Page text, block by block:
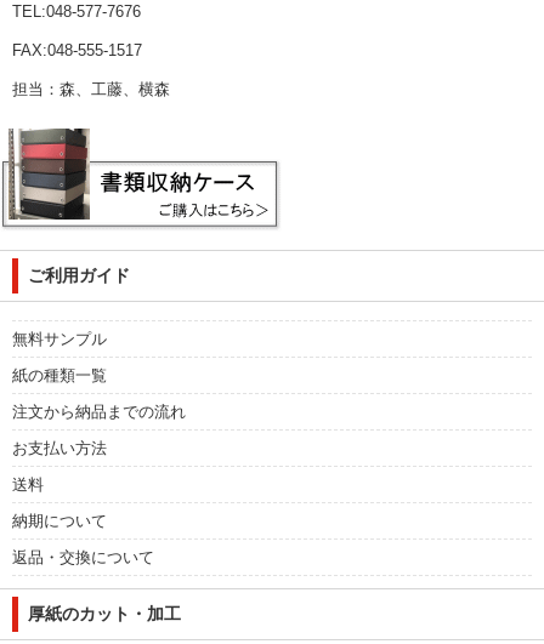
TEL:048-577-7676
FAX:048-555-1517
担当：森、工藤、横森
ご利用ガイド
無料サンプル
紙の種類一覧
注文から納品までの流れ
お支払い方法
送料
納期について
返品・交換について
厚紙のカット・加工